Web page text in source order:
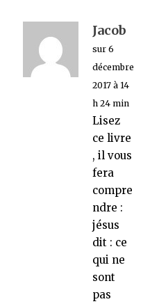
Jacob
sur 6
décembre
2017 à 14
h 24 min
Lisez
ce livre
, il vous
fera
compre
ndre :
jésus
dit : ce
qui ne
sont
pas